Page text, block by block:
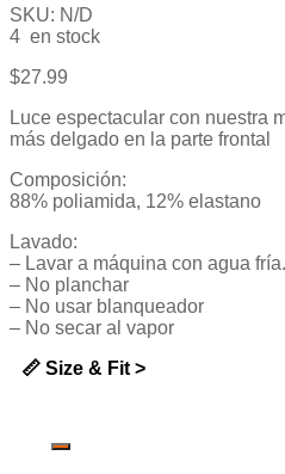
con
0
de
5
SKU: N/D
4 en stock
$27.99
Luce espectacular con nuestra
más delgado en la parte frontal
Composición:
88% poliamida, 12% elastano
Lavado:
– Lavar a máquina con agua fría.
– No planchar
– No usar blanqueador
– No secar al vapor
📏 Size & Fit >